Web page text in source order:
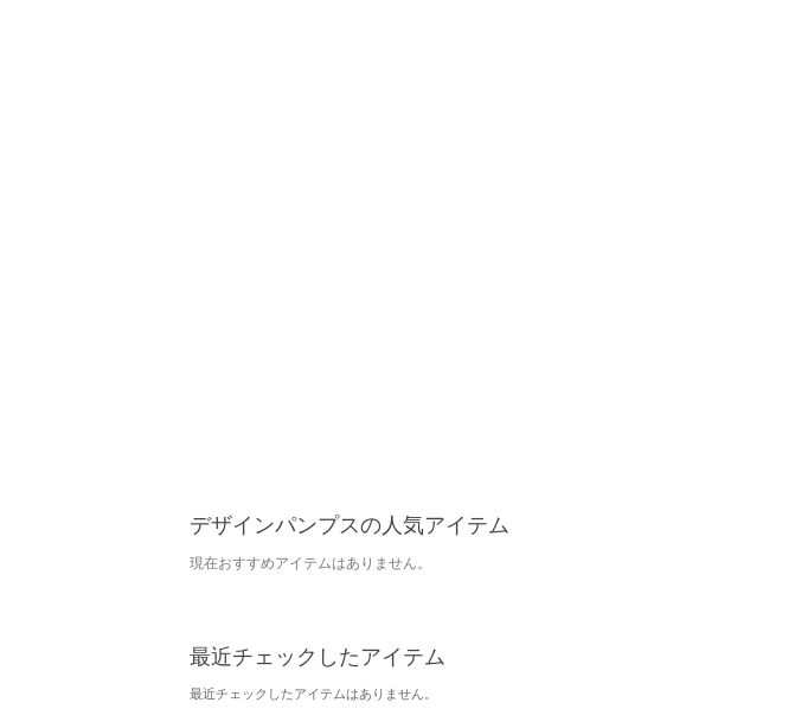
デザインパンプスの人気アイテム
現在おすすめアイテムはありません。
最近チェックしたアイテム
最近チェックしたアイテムはありません。